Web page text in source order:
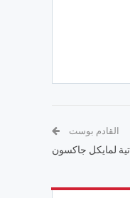
القادم بوست
لمايكل جاكسون